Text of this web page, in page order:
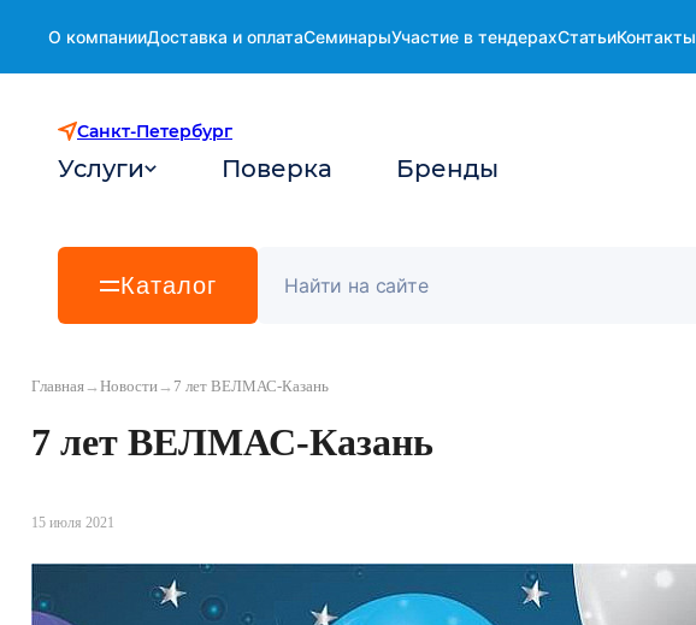
О компанииДоставка и оплатаСеминарыУчастие в тендерахСтатьиКонтакты
Санкт-Петербург
Услуги Поверка Бренды
Каталог
Главная→ Новости→ 7 лет ВЕЛМАС-Казань
7 лет ВЕЛМАС-Казань
15 июля 2021